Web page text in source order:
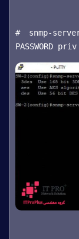
# snmp-
PASSWORD